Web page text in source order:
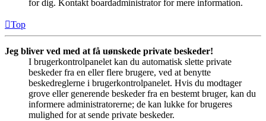
for dig. Kontakt boardadministrator for mere information.
Top
Jeg bliver ved med at få uønskede private beskeder!
I brugerkontrolpanelet kan du automatisk slette private
beskeder fra en eller flere brugere, ved at benytte
beskedreglerne i brugerkontrolpanelet. Hvis du modtager
grove eller generende beskeder fra en bestemt bruger, kan du
informere administratorerne; de kan lukke for brugeres
mulighed for at sende private beskeder.